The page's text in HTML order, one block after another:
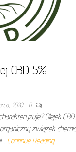
CBD 5%
2020 0
Olejek
związek
Continue Reading